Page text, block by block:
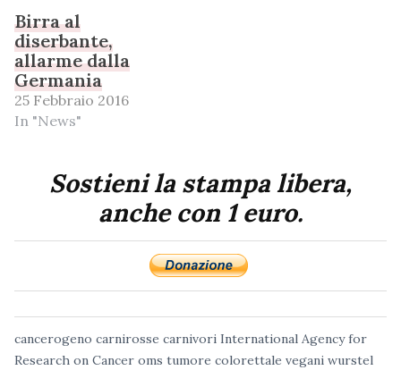
Birra al
diserbante,
allarme dalla
Germania
25 Febbraio 2016
In "News"
Sostieni la stampa libera,
anche con 1 euro.
cancerogeno carnirosse carnivori International Agency for
Research on Cancer oms tumore colorettale vegani wurstel